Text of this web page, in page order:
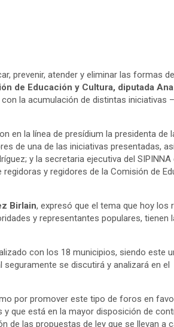
prevenir, atender y eliminar las formas
de Educación y Cultura, diputada
la acumulación de distintas iniciativas
en la línea de presídium la presidenta de
de una de las iniciativas presentadas,
y la secretaria ejecutiva del SIPINNA
y regidores de la Comisión de
Birlain, expresó que el tema que hoy los
y representantes populares, tienen
con los 18 municipios, siendo este
se discutirá y analizará en el
por promover este tipo de foros en
que está en la mayor disposición de
de las propuestas de ley que se llevan a